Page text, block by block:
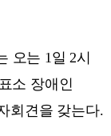
오는 1일 2시
소 장애인
회견을 갖는다.